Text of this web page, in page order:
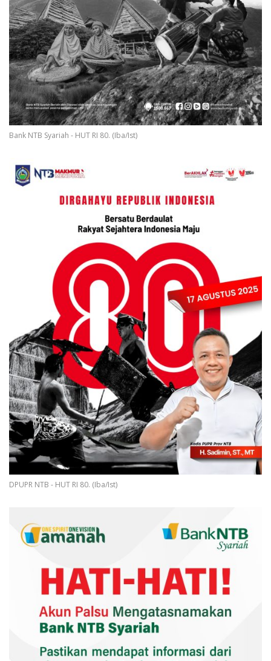
Bank NTB Syariah - HUT RI 80. (Iba/Ist)
DPUPR NTB - HUT RI 80. (Iba/Ist)